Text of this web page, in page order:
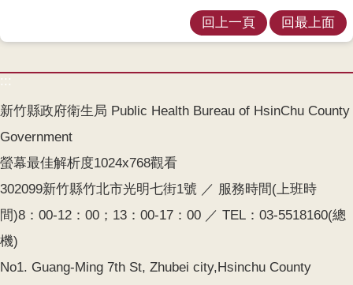
回上一頁 回最上面
:::
新竹縣政府衛生局 Public Health Bureau of HsinChu County
Government
螢幕最佳解析度1024x768觀看
302099新竹縣竹北市光明七街1號 ／ 服務時間(上班時
間)8：00-12：00；13：00-17：00 ／ TEL：03-5518160(總
機)
No1. Guang-Ming 7th St, Zhubei city,Hsinchu County